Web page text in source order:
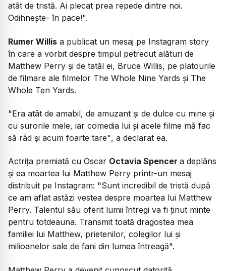
atât de tristă. Ai plecat prea repede dintre noi.
Odihneşte- în pace!".
Rumer Willis a publicat un mesaj pe Instagram story
în care a vorbit despre timpul petrecut alături de
Matthew Perry şi de tatăl ei, Bruce Willis, pe platourile
de filmare ale filmelor The Whole Nine Yards şi The
Whole Ten Yards.
"Era atât de amabil, de amuzant şi de dulce cu mine şi
cu surorile mele, iar comedia lui şi acele filme mă fac
să râd şi acum foarte tare", a declarat ea.
Actriţa premiată cu Oscar Octavia Spencer a deplâns
şi ea moartea lui Matthew Perry printr-un mesaj
distribuit pe Instagram: "Sunt incredibil de tristă după
ce am aflat astăzi vestea despre moartea lui Matthew
Perry. Talentul său oferit lumii întregi va fi ţinut minte
pentru totdeauna. Transmit toată dragostea mea
familiei lui Matthew, prietenilor, colegilor lui şi
milioanelor sale de fani din lumea întreagă".